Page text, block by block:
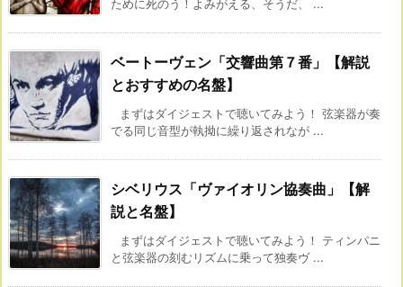
ために死のう！よみがえる、そうだ、 ...
ベートーヴェン「交響曲第７番」【解説
とおすすめの名盤】
まずはダイジェストで聴いてみよう！ 弦楽器が奏
でる同じ音型が執拗に繰り返されなが ...
シベリウス「ヴァイオリン協奏曲」【解
説と名盤】
まずはダイジェストで聴いてみよう！ ティンパニ
と弦楽器の刻むリズムに乗って独奏ヴ ...